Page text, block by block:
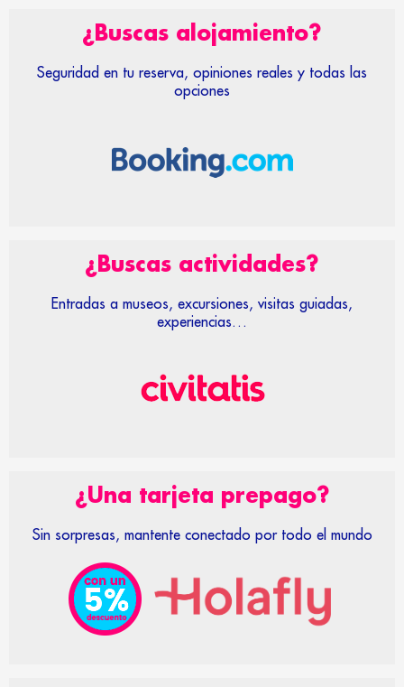
¿Buscas alojamiento?
Seguridad en tu reserva, opiniones reales y todas las
opciones
¿Buscas actividades?
Entradas a museos, excursiones, visitas guiadas,
experiencias…
¿Una tarjeta prepago?
Sin sorpresas, mantente conectado por todo el mundo